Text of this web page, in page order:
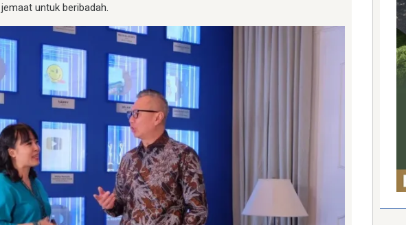
untuk beribadah.